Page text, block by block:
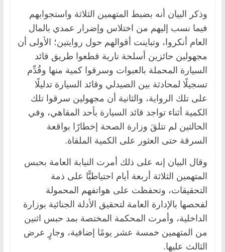
وذكر البيان أنه بضبط المتهمين الثلاثة واستجوابهم
فيما نسب إليهم من اختلاس وإضرار عمدي بالمال
العام أنكروا، وتباينت أقوالهم حول روايتين؛ الأولى أن
مجهولين حائزين أسلحة نارية قطعوا طريق قائد
السيارة المحملة بالعبوات وسرقوا كمية منها وقُدِّم
تسجيلًا لمحادثة بين الصيدلي وقائد السيارة تدليلًا
على تلك الرواية، والثانية أن مجهولين سرقوا تلك
الكمية أثناء تواجد قائد السيارة بأحد المقاهي، وفي
الحالتين لم تتلقَ وزارة الصحة إخطارًا بواقعة
السرقة حتى العثور على الكمية الملقاة.
وقال البيان إنه على ذلك أمرت النيابة العامة بحبس
المتهمين الثلاثة أربعة أيام احتياطيًّا على ذمة
التحقيقات، وتحفظت على هواتفهم المحمولة
لفحصها بالإدارة العامة لتحقيق الأدلة الجنائية بوزارة
الداخلية، وأمرت المحكمة المختصة بمد حبس اثنين
من المتهمين خمسة عشر يومًا إضافية، وجارٍ عرض
الثالث عليها.